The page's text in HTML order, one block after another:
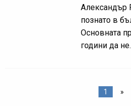
Александър
познато в
Основната
години да
1 »